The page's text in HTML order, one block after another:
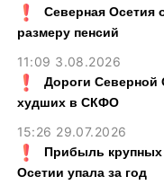
Северная Осетия
размеру пенсий
11:09 3.08.2026
Дороги Северной
худших в СКФО
15:26 29.07.2026
Прибыль крупных
Осетии упала за год